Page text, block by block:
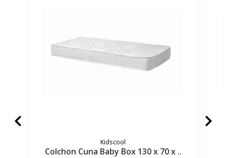
Kidscool
Colchon Cuna Baby Box 130 x 70 x ..